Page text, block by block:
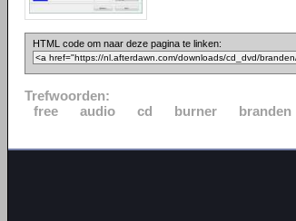
HTML code om naar deze pagina te linken:
Trefwoorden:
free
audio cd burner branden